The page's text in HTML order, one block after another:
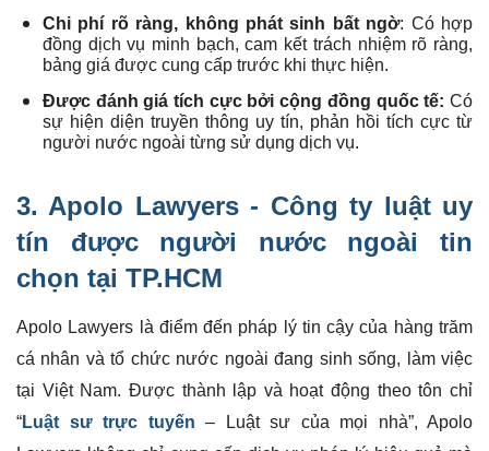
Chi phí rõ ràng, không phát sinh bất ngờ: Có hợp
đồng dịch vụ minh bạch, cam kết trách nhiệm rõ ràng,
bảng giá được cung cấp trước khi thực hiện.
Được đánh giá tích cực bởi cộng đồng quốc tế: Có
sự hiện diện truyền thông uy tín, phản hồi tích cực từ
người nước ngoài từng sử dụng dịch vụ.
3. Apolo Lawyers - Công ty luật uy
tín được người nước ngoài tin
chọn tại TP.HCM
Apolo Lawyers là điểm đến pháp lý tin cậy của hàng trăm
cá nhân và tổ chức nước ngoài đang sinh sống, làm việc
tại Việt Nam. Được thành lập và hoạt động theo tôn chỉ
“Luật sư trực tuyến – Luật sư của mọi nhà”, Apolo